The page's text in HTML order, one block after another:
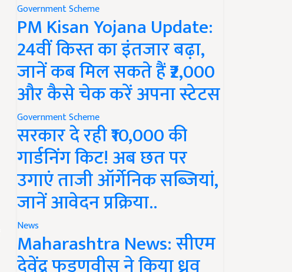
Government Scheme
PM Kisan Yojana Update:
24वीं किस्त का इंतजार बढ़ा,
जानें कब मिल सकते हैं ₹2,000
और कैसे चेक करें अपना स्टेटस
Government Scheme
सरकार दे रही ₹10,000 की
गार्डनिंग किट! अब छत पर
उगाएं ताजी ऑर्गेनिक सब्जियां,
जानें आवेदन प्रक्रिया..
News
Maharashtra News: सीएम